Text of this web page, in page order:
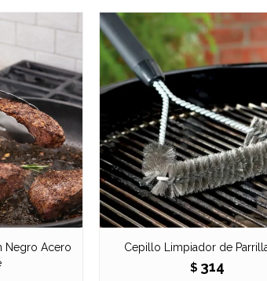
Negro Acero
Cepillo Limpiador de
$ 314